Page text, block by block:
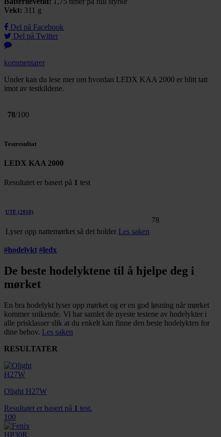
Vekt: 311 g
Del på Facebook
Del på Twitter
kommentarer
Under kan du lese mer om hvordan LEDX KAA 2000 er blitt tatt
imot av testkildene.
78/100
Testresultat
LEDX KAA 2000
Resultatet er basert på 1 test
UTE (2018)
Lyser opp nattemørket så det holder Les saken
78
#hodelykt #ledx
De beste hodelyktene til å hjelpe deg i
mørket
En bra hodelykt lyser opp mørket og er en god løsning når mørket
kommer snikende. Vi har samlet de nyeste testene av hodelykter i
alle prisklasser slik at du enkelt kan finne den beste hodelykten for
dine behov. Les saken
RESULTATER
Olight H27W
Resultatet er basert på 1 test.
100